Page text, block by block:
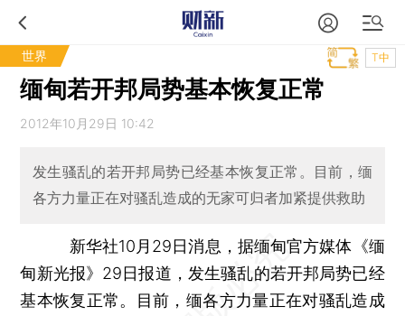
世界 T中
缅甸若开邦局势基本恢复正常
2012年10月29日 10:42
发生骚乱的若开邦局势已经基本恢复正常。目前，缅
各方力量正在对骚乱造成的无家可归者加紧提供救助
新华社10月29日消息，据缅甸官方媒体《缅
甸新光报》29日报道，发生骚乱的若开邦局势已经
基本恢复正常。目前，缅各方力量正在对骚乱造成